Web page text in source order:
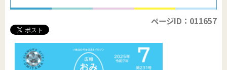
ページID：011657